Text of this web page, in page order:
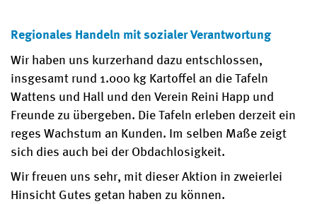
Regionales Handeln mit sozialer Verantwortung
Wir haben uns kurzerhand dazu entschlossen,
insgesamt rund 1.000 kg Kartoffel an die Tafeln
Wattens und Hall und den Verein Reini Happ und
Freunde zu übergeben. Die Tafeln erleben derzeit ein
reges Wachstum an Kunden. Im selben Maße zeigt
sich dies auch bei der Obdachlosigkeit.
Wir freuen uns sehr, mit dieser Aktion in zweierlei
Hinsicht Gutes getan haben zu können.